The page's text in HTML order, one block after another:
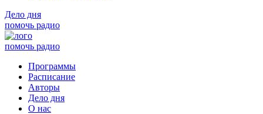
Дело дня
помочь радио
помочь радио
Программы
Расписание
Авторы
Дело дня
О нас